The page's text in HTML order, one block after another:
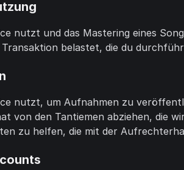
nutzt und das Mastering eines
belastet, die du
nutzt, um Aufnahmen zu
von den Tantiemen abziehen, die
zu helfen, die mit der